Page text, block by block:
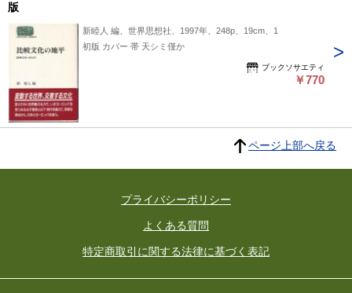
版
新睦人 編、世界思想社、1997年、248p、19cm、1
初版 カバー 帯 天シミ僅か
ブックソサエティ
￥770
ページ上部へ戻る
プライバシーポリシー
よくある質問
特定商取引に関する法律に基づく表記